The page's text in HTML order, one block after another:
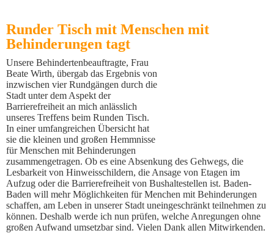
Runder Tisch mit Menschen mit
Behinderungen tagt
Unsere Behindertenbeauftragte, Frau
Beate Wirth, übergab das Ergebnis von
inzwischen vier Rundgängen durch die
Stadt unter dem Aspekt der
Barrierefreiheit an mich anlässlich
unseres Treffens beim Runden Tisch.
In einer umfangreichen Übersicht hat
sie die kleinen und großen Hemmnisse
für Menschen mit Behinderungen
zusammengetragen. Ob es eine Absenkung des Gehwegs, die
Lesbarkeit von Hinweisschildern, die Ansage von Etagen im
Aufzug oder die Barrierefreiheit von Bushaltestellen ist. Baden-
Baden will mehr Möglichkeiten für Menchen mit Behinderungen
schaffen, am Leben in unserer Stadt uneingeschränkt teilnehmen zu
können. Deshalb werde ich nun prüfen, welche Anregungen ohne
großen Aufwand umsetzbar sind. Vielen Dank allen Mitwirkenden.